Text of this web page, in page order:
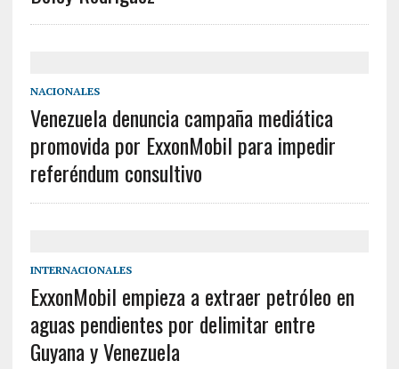
NACIONALES
Venezuela denuncia campaña mediática
promovida por ExxonMobil para impedir
referéndum consultivo
INTERNACIONALES
ExxonMobil empieza a extraer petróleo en
aguas pendientes por delimitar entre
Guyana y Venezuela